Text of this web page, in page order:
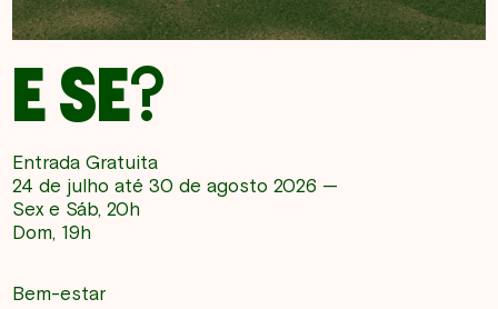
E SE?
Entrada Gratuita
24 de julho até 30 de agosto 2026 —
Sex e Sáb, 20h
Dom, 19h
Bem-estar